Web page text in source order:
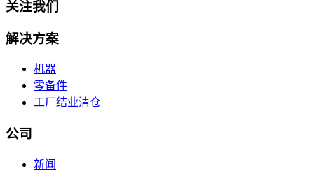
关注我们
解决方案
机器
零备件
工厂结业清仓
公司
新闻